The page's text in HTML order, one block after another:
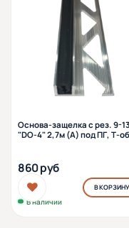
Основа-защелка с рез. 9-13мм
"DO-4" 2,7м (А) под ПГ, Т-
В наличии
860 руб
В КОРЗИНУ